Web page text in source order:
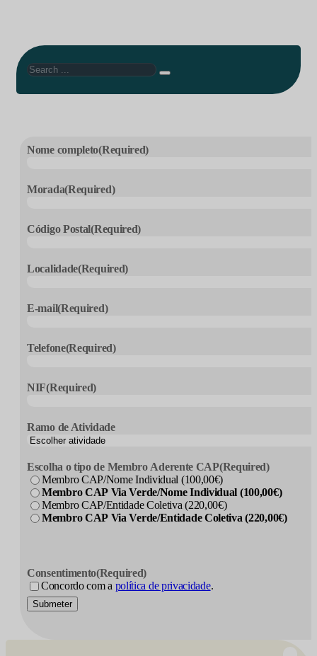
Search
Nome completo(Required)
Morada(Required)
Código Postal(Required)
Localidade(Required)
E-mail(Required)
Telefone(Required)
NIF(Required)
Ramo de Atividade
Escolha o tipo de Membro Aderente CAP(Required)
Membro CAP/Nome Individual (100,00€)
Membro CAP Via Verde/Nome Individual (100,00€)
Membro CAP/Entidade Coletiva (220,00€)
Membro CAP Via Verde/Entidade Coletiva (220,00€)
Consentimento(Required)
Concordo com a política de privacidade.
Submeter